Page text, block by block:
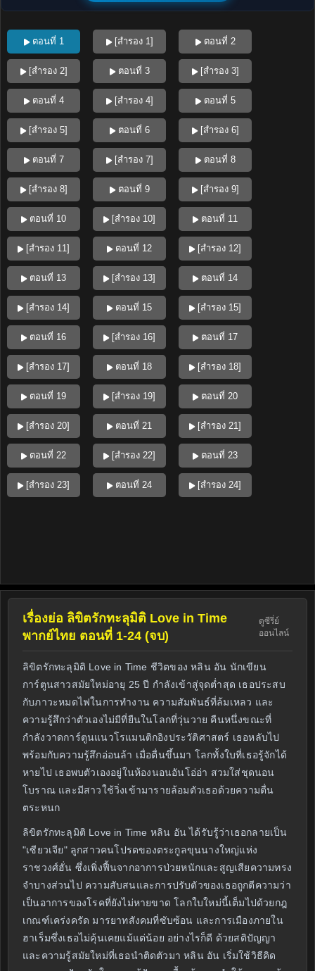
ตอนที่ 1 [สำรอง 1] ตอนที่ 2
[สำรอง 2] ตอนที่ 3 [สำรอง 3]
ตอนที่ 4 [สำรอง 4] ตอนที่ 5
[สำรอง 5] ตอนที่ 6 [สำรอง 6]
ตอนที่ 7 [สำรอง 7] ตอนที่ 8
[สำรอง 8] ตอนที่ 9 [สำรอง 9]
ตอนที่ 10 [สำรอง 10] ตอนที่ 11
[สำรอง 11] ตอนที่ 12 [สำรอง 12]
ตอนที่ 13 [สำรอง 13] ตอนที่ 14
[สำรอง 14] ตอนที่ 15 [สำรอง 15]
ตอนที่ 16 [สำรอง 16] ตอนที่ 17
[สำรอง 17] ตอนที่ 18 [สำรอง 18]
ตอนที่ 19 [สำรอง 19] ตอนที่ 20
[สำรอง 20] ตอนที่ 21 [สำรอง 21]
ตอนที่ 22 [สำรอง 22] ตอนที่ 23
[สำรอง 23] ตอนที่ 24 [สำรอง 24]
เรื่องย่อ ลิขิตรักทะลุมิติ Love in Time
พากย์ไทย ตอนที่ 1-24 (จบ)
ดูซีรี่ย์
ออนไลน์
ลิขิตรักทะลุมิติ Love in Time ชีวิตของ หลิน อัน นักเขียน
การ์ตูนสาวสมัยใหม่อายุ 25 ปี กำลังเข้าสู่จุดต่ำสุด เธอประสบ
กับภาวะหมดไฟในการทำงาน ความสัมพันธ์ที่ล้มเหลว และ
ความรู้สึกว่าตัวเองไม่มีที่ยืนในโลกที่วุ่นวาย คืนหนึ่งขณะที่
กำลังวาดการ์ตูนแนวโรแมนติกอิงประวัติศาสตร์ เธอหลับไป
พร้อมกับความรู้สึกอ่อนล้า เมื่อตื่นขึ้นมา โลกทั้งใบที่เธอรู้จักได้
หายไป เธอพบตัวเองอยู่ในห้องนอนอันโอ่อ่า สวมใส่ชุดนอน
โบราณ และมีสาวใช้วิ่งเข้ามารายล้อมตัวเธอด้วยความตื่น
ตระหนก
ลิขิตรักทะลุมิติ Love in Time หลิน อัน ได้รับรู้ว่าเธอกลายเป็น
"เซียวเจีย" ลูกสาวคนโปรดของตระกูลขุนนางใหญ่แห่ง
ราชวงศ์ฮั่น ซึ่งเพิ่งฟื้นจากอาการป่วยหนักและสูญเสียความทรง
จำบางส่วนไป ความสับสนและการปรับตัวของเธอถูกตีความว่า
เป็นอาการของโรคที่ยังไม่หายขาด โลกใบใหม่นี้เต็มไปด้วยกฎ
เกณฑ์เคร่งครัด มารยาทสังคมที่ซับซ้อน และการเมืองภายใน
ฮาเร็มซึ่งเธอไม่คุ้นเคยแม้แต่น้อย อย่างไรก็ดี ด้วยสติปัญญา
และความรู้สมัยใหม่ที่เธอนำติดตัวมา หลิน อัน เริ่มใช้วิธีคิด